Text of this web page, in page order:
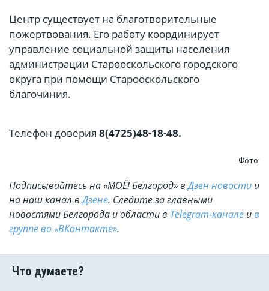
Центр существует на благотворительные
пожертвования. Его работу координирует
управление социальной защиты населения
администрации Старооскольского городского
округа при помощи Старооскольского
благочиния.
Телефон доверия 8(4725)48-18-48.
Фото:
Подписывайтесь на «МОЁ! Белгород» вДзен новости и
на наш канал вДзене. Cледите за главными
новостями Белгорода и области в Telegram-канале ив
группе во «ВКонтакте».